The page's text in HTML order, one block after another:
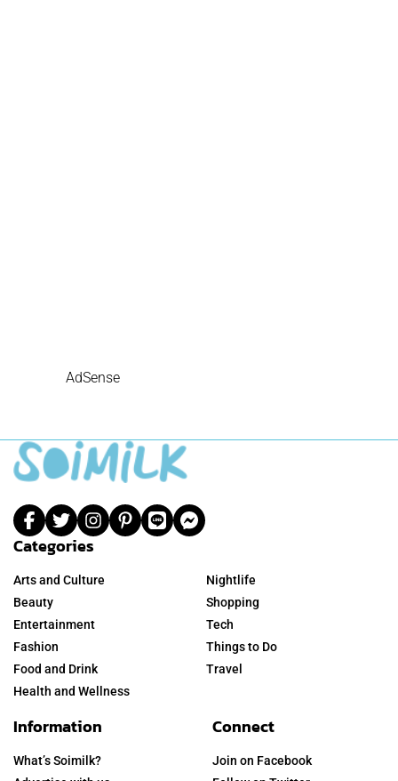
AdSense
Categories
Arts and Culture
Beauty
Entertainment
Fashion
Food and Drink
Health and Wellness
Nightlife
Shopping
Tech
Things to Do
Travel
Information
What’s Soimilk?
Connect
Join on Facebook